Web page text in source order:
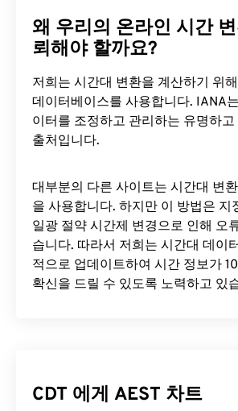
왜 우리의 온라인 시간
뢰해야 할까요?
저희는 시간대 변환을 계산하기 위해
데이터베이스를 사용합니다. IANA
이터를 조정하고 관리하는 유명하
출처입니다.
대부분의 다른 사이트는 시간대 변
을 사용합니다. 하지만 이 방법은 지
일광 절약 시간제 변경으로 인해 오
습니다. 따라서 저희는 시간대 데이
적으로 업데이트하여 시간 정보가
확신을 드릴 수 있도록 노력하고 있
CDT 에게 AEST 차트